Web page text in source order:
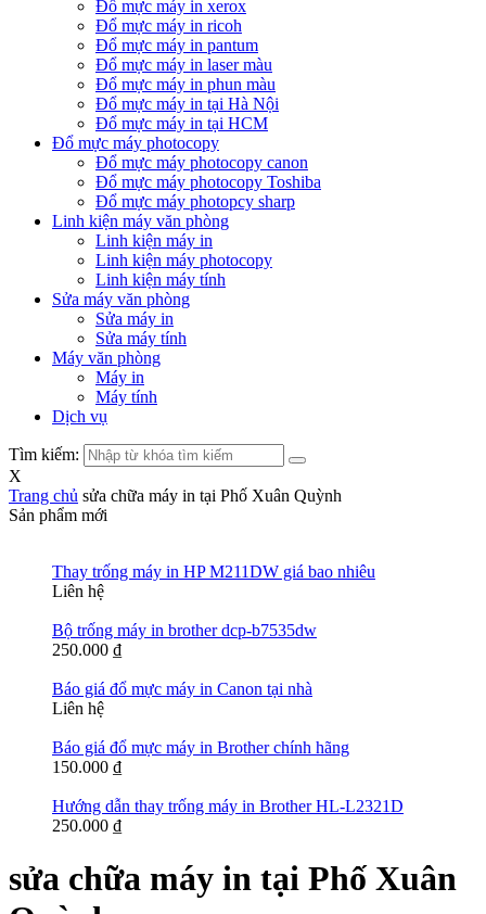
Đổ mực máy in xerox
Đổ mực máy in ricoh
Đổ mực máy in pantum
Đổ mực máy in laser màu
Đổ mực máy in phun màu
Đổ mực máy in tại Hà Nội
Đổ mực máy in tại HCM
Đổ mực máy photocopy
Đổ mực máy photocopy canon
Đổ mực máy photocopy Toshiba
Đổ mực máy photopcy sharp
Linh kiện máy văn phòng
Linh kiện máy in
Linh kiện máy photocopy
Linh kiện máy tính
Sửa máy văn phòng
Sửa máy in
Sửa máy tính
Máy văn phòng
Máy in
Máy tính
Dịch vụ
Tìm kiếm:
X
Trang chủ sửa chữa máy in tại Phố Xuân Quỳnh
Sản phẩm mới
Thay trống máy in HP M211DW giá bao nhiêu
Liên hệ
Bộ trống máy in brother dcp-b7535dw
250.000 ₫
Báo giá đổ mực máy in Canon tại nhà
Liên hệ
Báo giá đổ mực máy in Brother chính hãng
150.000 ₫
Hướng dẫn thay trống máy in Brother HL-L2321D
250.000 ₫
sửa chữa máy in tại Phố Xuân